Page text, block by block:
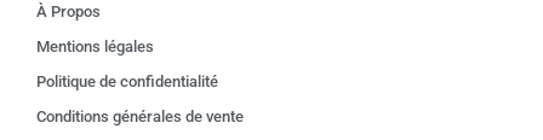
À Propos
Mentions légales
Politique de confidentialité
Conditions générales de vente